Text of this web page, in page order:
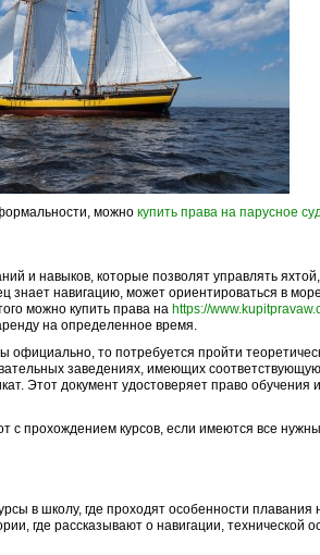
можно купить права на парусное
и навыков, которые позволят управлять
знает навигацию, может ориентироваться в
можно купить права на https://
на определенное время.
официально, то потребуется пройти
заведениях, имеющих соответствующую
Этот документ удостоверяет право обучения
с прохождением курсов, если имеются все
в школу, где проходят особенности плавания
где рассказывают о навигации, технической